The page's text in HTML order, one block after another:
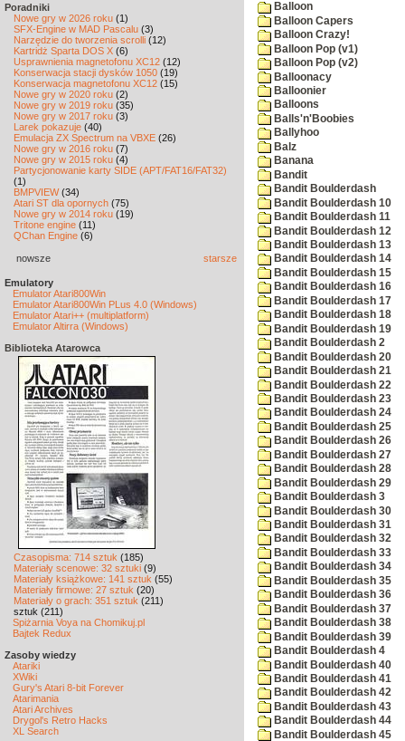
Poradniki
Nowe gry w 2026 roku (1)
SFX-Engine w MAD Pascalu (3)
Narzędzie do tworzenia scrolli (12)
Kartridż Sparta DOS X (6)
Usprawnienia magnetofonu XC12 (12)
Konserwacja stacji dysków 1050 (19)
Konserwacja magnetofonu XC12 (15)
Nowe gry w 2020 roku (2)
Nowe gry w 2019 roku (35)
Nowe gry w 2017 roku (3)
Larek pokazuje (40)
Emulacja ZX Spectrum na VBXE (26)
Nowe gry w 2016 roku (7)
Nowe gry w 2015 roku (4)
Partycjonowanie karty SIDE (APT/FAT16/FAT32)
(1)
BMPVIEW(34)
Atari ST dla opornych (75)
Nowe gry w 2014 roku (19)
Tritone engine (11)
QChan Engine (6)
nowsze starsze
Emulatory
Emulator Atari800Win
Emulator Atari800Win PLus 4.0 (Windows)
Emulator Atari++ (multiplatform)
Emulator Altirra (Windows)
Biblioteka Atarowca
Czasopisma: 714 sztuk (185)
Materiały scenowe: 32 sztuki (9)
Materiały książkowe: 141 sztuk (55)
Materiały firmowe: 27 sztuk (20)
Materiały o grach: 351 sztuk (211)
sztuk (211)
Spiżarnia Voya na Chomikuj.pl
Bajtek Redux
Zasoby wiedzy
Atariki
XWiki
Gury's Atari 8-bit Forever
Atarimania
Atari Archives
Drygol's Retro Hacks
XL Search
Balloon
Balloon Capers
Balloon Crazy!
Balloon Pop (v1)
Balloon Pop (v2)
Balloonacy
Balloonier
Balloons
Balls'n'Boobies
Ballyhoo
Balz
Banana
Bandit
Bandit Boulderdash
Bandit Boulderdash 10
Bandit Boulderdash 11
Bandit Boulderdash 12
Bandit Boulderdash 13
Bandit Boulderdash 14
Bandit Boulderdash 15
Bandit Boulderdash 16
Bandit Boulderdash 17
Bandit Boulderdash 18
Bandit Boulderdash 19
Bandit Boulderdash 2
Bandit Boulderdash 20
Bandit Boulderdash 21
Bandit Boulderdash 22
Bandit Boulderdash 23
Bandit Boulderdash 24
Bandit Boulderdash 25
Bandit Boulderdash 26
Bandit Boulderdash 27
Bandit Boulderdash 28
Bandit Boulderdash 29
Bandit Boulderdash 3
Bandit Boulderdash 30
Bandit Boulderdash 31
Bandit Boulderdash 32
Bandit Boulderdash 33
Bandit Boulderdash 34
Bandit Boulderdash 35
Bandit Boulderdash 36
Bandit Boulderdash 37
Bandit Boulderdash 38
Bandit Boulderdash 39
Bandit Boulderdash 4
Bandit Boulderdash 40
Bandit Boulderdash 41
Bandit Boulderdash 42
Bandit Boulderdash 43
Bandit Boulderdash 44
Bandit Boulderdash 45